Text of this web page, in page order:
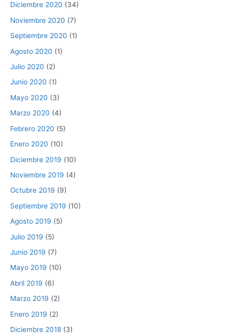
Diciembre 2020 (34)
Noviembre 2020 (7)
Septiembre 2020 (1)
Agosto 2020 (1)
Julio 2020 (2)
Junio 2020 (1)
Mayo 2020 (3)
Marzo 2020 (4)
Febrero 2020 (5)
Enero 2020 (10)
Diciembre 2019 (10)
Noviembre 2019 (4)
Octubre 2019 (9)
Septiembre 2019 (10)
Agosto 2019 (5)
Julio 2019 (5)
Junio 2019 (7)
Mayo 2019 (10)
Abril 2019 (6)
Marzo 2019 (2)
Enero 2019 (2)
Diciembre 2018 (3)